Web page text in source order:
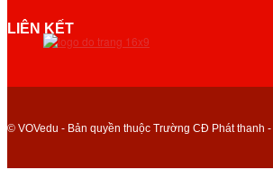
LIÊN KẾT
© VOVedu - Bản quyền thuộc Trường CĐ Phát thanh -